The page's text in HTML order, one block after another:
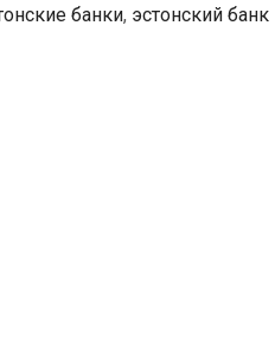
банки, эстонский банк